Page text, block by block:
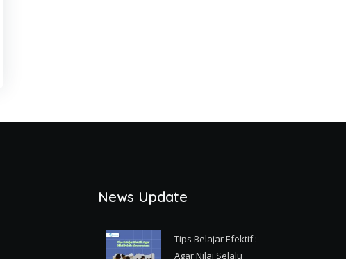
News Update
Tips Belajar Efektif :
Agar Nilai Selalu